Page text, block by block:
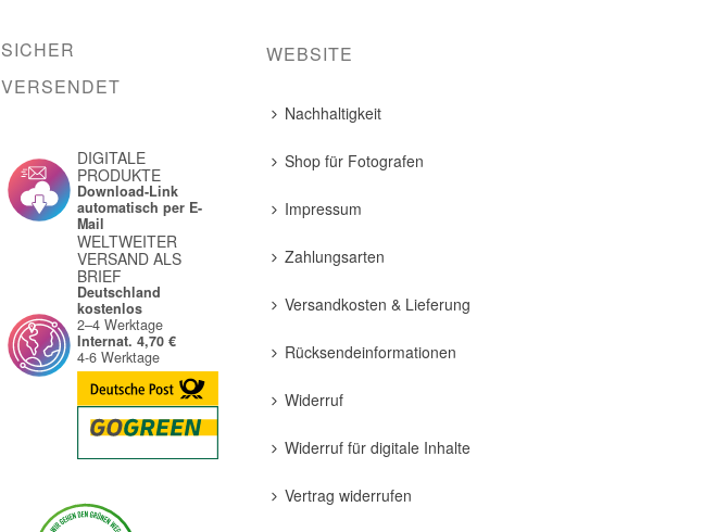
SICHER
VERSENDET
DIGITALE
PRODUKTE
Download-Link
automatisch per E-
Mail
WELTWEITER
VERSAND ALS
BRIEF
Deutschland
kostenlos
2–4 Werktage
Internat. 4,70 €
4-6 Werktage
WEBSITE
Nachhaltigkeit
Shop für Fotografen
Impressum
Zahlungsarten
Versandkosten & Lieferung
Rücksendeinformationen
Widerruf
Widerruf für digitale Inhalte
Vertrag widerrufen